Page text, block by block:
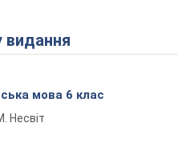
Play Video
видання
мова 6 клас
Несвіт